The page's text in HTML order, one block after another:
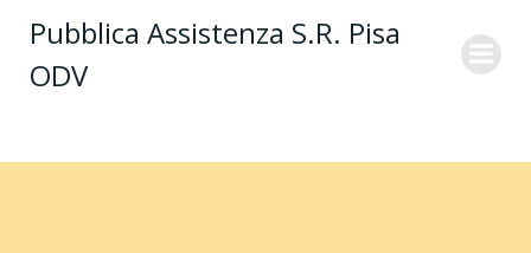
al
Pubblica Assistenza S.R. Pisa
ODV